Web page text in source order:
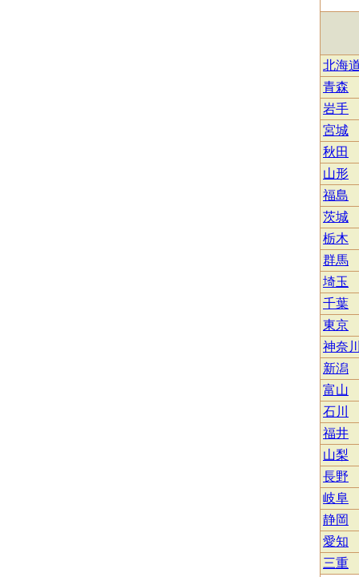
北海
青森
岩手
宮城
秋田
山形
福島
茨城
栃木
群馬
埼玉
千葉
東京
神奈
新潟
富山
石川
福井
山梨
長野
岐阜
静岡
愛知
三重